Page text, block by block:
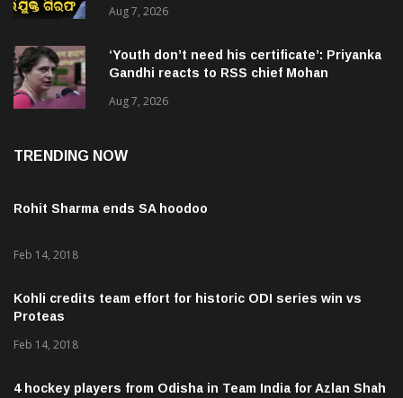
Aug 7, 2026
‘Youth don’t need his certificate’: Priyanka
Gandhi reacts to RSS chief Mohan
Aug 7, 2026
TRENDING NOW
Rohit Sharma ends SA hoodoo
Feb 14, 2018
Kohli credits team effort for historic ODI series win vs
Proteas
Feb 14, 2018
4 hockey players from Odisha in Team India for Azlan Shah